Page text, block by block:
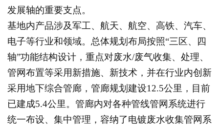
发展轴的重要支点。
基地内产品涉及军工、航天、航空、高铁、汽车、
电子等行业和领域。总体规划布局按照“三区、四
轴”功能结构设计，重点对废水/废气收集、处理、
管网布置等采用新措施、新技术，并在行业内创新
采用地下综合管廊，管廊规划建设12.5公里，目前
已建成5.4公里。管廊内对各种管线管网系统进行
统一布设、集中管理，容纳了电镀废水收集管网系